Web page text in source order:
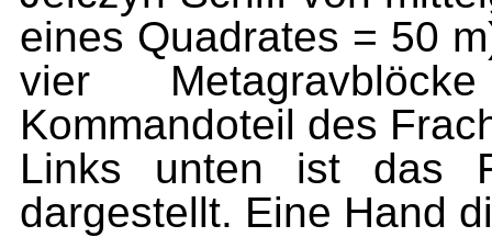
eines Quadrates = 50
vier
Kommandoteil des
Links unten ist das
dargestellt. Eine Hand